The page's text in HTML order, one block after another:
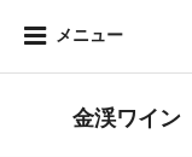
メニュー
金渓ワイン